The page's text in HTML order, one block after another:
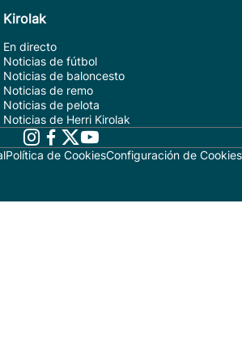
Kirolak
En directo
Noticias de fútbol
Noticias de baloncesto
Noticias de remo
Noticias de pelota
Noticias de Herri Kirolak
Política de CookiesConfiguración de Cookies